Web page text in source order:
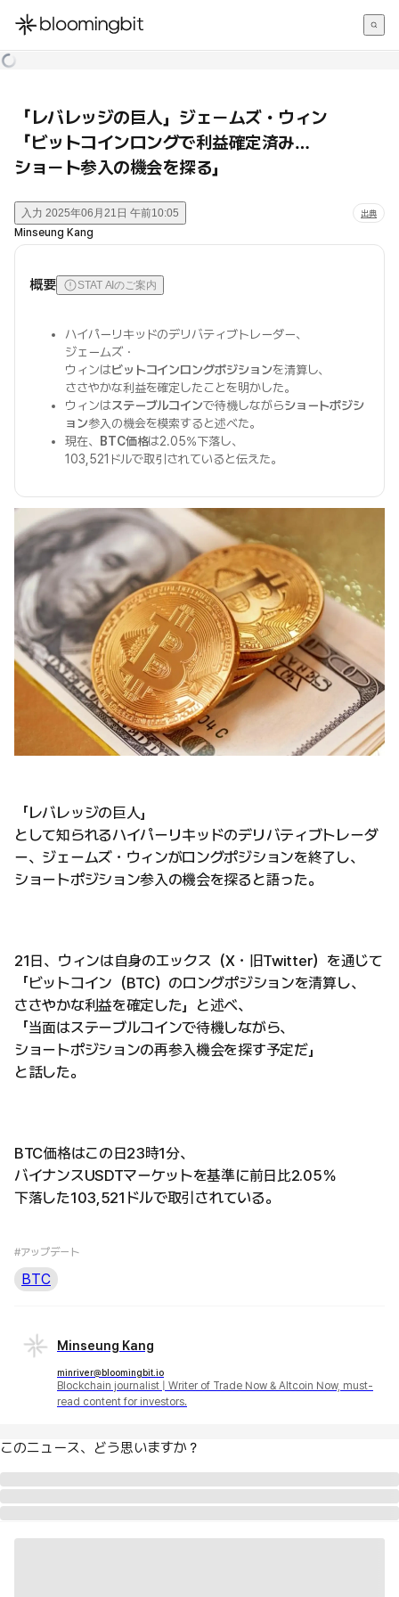
한국어
「レバレッジの巨人」ジェームズ・ウィン
「ビットコインロングで利益確定済み…
ショート参入の機会を探る」
入力 2025年06月21日 午前10:05 出典
Minseung Kang
概要 STAT AIのご案内
ハイパーリキッドのデリバティブトレーダー、
ジェームズ・
ウィンはビットコインロングポジションを清算し、
ささやかな利益を確定したことを明かした。
ウィンはステーブルコインで待機しながらショートポジシ
ョン参入の機会を模索すると述べた。
現在、
BTC価格は2.05%下落し、
103,521ドルで取引されていると伝えた。
「レバレッジの巨人」
として知られるハイパーリキッドのデリバティブトレーダ
ー、ジェームズ・ウィンがロングポジションを終了し、
ショートポジション参入の機会を探ると語った。
21日、ウィンは自身のエックス（X・旧Twitter）を通じて
「ビットコイン（BTC）のロングポジションを清算し、
ささやかな利益を確定した」と述べ、
「当面はステーブルコインで待機しながら、
ショートポジションの再参入機会を探す予定だ」
と話した。
BTC価格はこの日23時1分、
バイナンスUSDTマーケットを基準に前日比2.05％
下落した103,521ドルで取引されている。
#アップデート
BTC
Minseung Kang
minriver@bloomingbit.io
Blockchain journalist | Writer of Trade Now & Altcoin Now, must-
read content for investors.
このニュース、どう思いますか？